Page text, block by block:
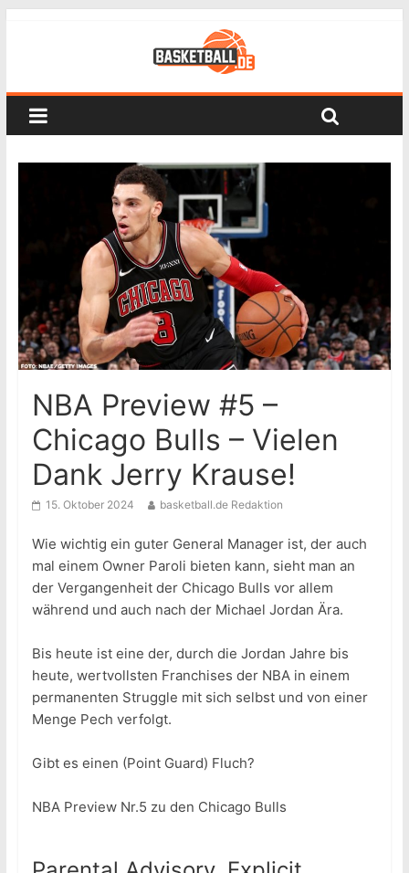
NBA Preview #5 –
Chicago Bulls – Vielen
Dank Jerry Krause!
15. Oktober 2024 basketball.de Redaktion
Wie wichtig ein guter General Manager ist, der auch
mal einem Owner Paroli bieten kann, sieht man an
der Vergangenheit der Chicago Bulls vor allem
während und auch nach der Michael Jordan Ära.
Bis heute ist eine der, durch die Jordan Jahre bis
heute, wertvollsten Franchises der NBA in einem
permanenten Struggle mit sich selbst und von einer
Menge Pech verfolgt.
Gibt es einen (Point Guard) Fluch?
NBA Preview Nr.5 zu den Chicago Bulls